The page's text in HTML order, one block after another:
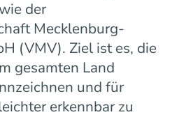
der
Mecklenburg-
(VMV). Ziel ist es, die
gesamten Land
und für
erkennbar zu